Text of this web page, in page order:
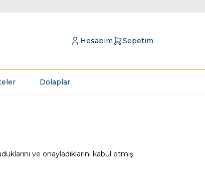
Hesabım Sepetim
Dolaplar
ve onayladıklarını kabul etmiş